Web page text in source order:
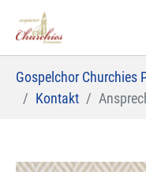
Zum Hauptinhalt springen
Gospelchor Churchies
Kontakt